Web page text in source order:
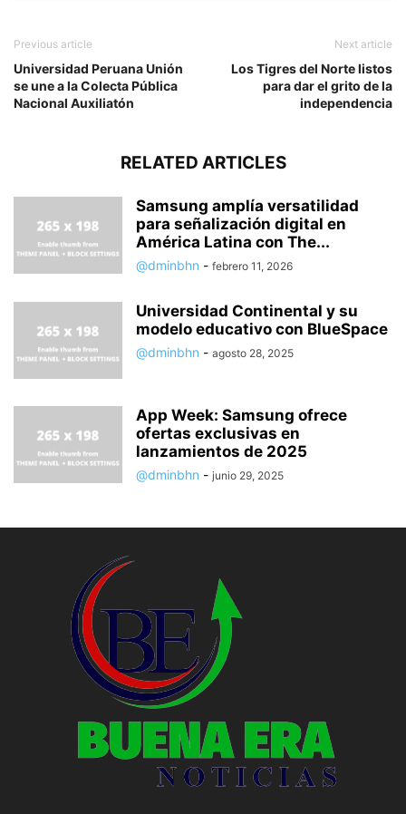
Previous article
Universidad Peruana Unión
se une a la Colecta Pública
Nacional Auxiliatón
Next article
Los Tigres del Norte listos
para dar el grito de la
independencia
RELATED ARTICLES
Samsung amplía versatilidad
para señalización digital en
América Latina con The...
@dminbhn - febrero 11, 2026
Universidad Continental y su
modelo educativo con BlueSpace
@dminbhn - agosto 28, 2025
App Week: Samsung ofrece
ofertas exclusivas en
lanzamientos de 2025
@dminbhn - junio 29, 2025